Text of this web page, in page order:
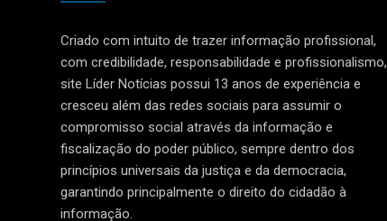
Criado com intuito de trazer informação profissional,
com credibilidade, responsabilidade e profissionalismo,
site Líder Notícias possui 13 anos de experiência e
cresceu além das redes sociais para assumir o
compromisso social através da informação e
fiscalização do poder público, sempre dentro dos
princípios universais da justiça e da democracia,
garantindo principalmente o direito do cidadão à
informação.